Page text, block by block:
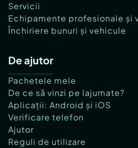
Servicii
Echipamente profesionale și
Închiriere bunuri și vehicule
De ajutor
Pachetele mele
De ce să vinzi pe lajumate?
Aplicații: Android și iOS
Verificare telefon
Ajutor
Reguli de utilizare